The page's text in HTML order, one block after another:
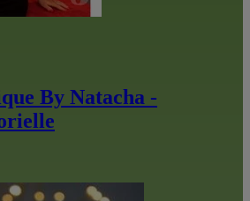
By Natacha -